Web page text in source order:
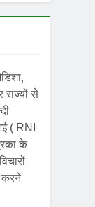
राज्यों से
( RNI
के
करने